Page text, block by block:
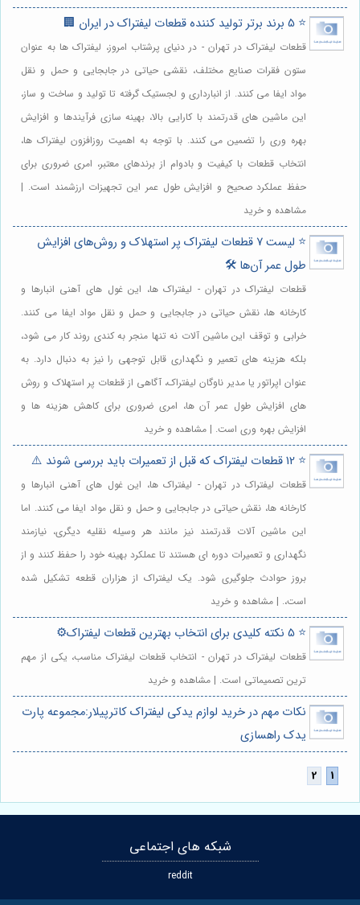
⭐️ 5 برند برتر تولید کننده قطعات لیفتراک در ایران 🏢
قطعات لیفتراک در تهران - در دنیای پرشتاب امروز، لیفتراک ها به عنوان
ستون فقرات صنایع مختلف، نقشی حیاتی در جابجایی و حمل و نقل
مواد ایفا می کنند. از انبارداری و لجستیک گرفته تا تولید و ساخت و ساز،
این ماشین های قدرتمند با کارایی بالا، بهینه سازی فرآیندها و افزایش
بهره وری را تضمین می کنند. با توجه به اهمیت روزافزون لیفتراک ها،
انتخاب قطعات با کیفیت و بادوام از برندهای معتبر، امری ضروری برای
حفظ عملکرد صحیح و افزایش طول عمر این تجهیزات ارزشمند است. |
مشاهده و خرید
⭐️ لیست 7 قطعات لیفتراک پر استهلاک و روش‌های افزایش
طول عمر آن‌ها 🛠️
قطعات لیفتراک در تهران - لیفتراک ها، این غول های آهنی انبارها و
کارخانه ها، نقش حیاتی در جابجایی و حمل و نقل مواد ایفا می کنند.
خرابی و توقف این ماشین آلات نه تنها منجر به کندی روند کار می شود،
بلکه هزینه های تعمیر و نگهداری قابل توجهی را نیز به دنبال دارد. به
عنوان اپراتور یا مدیر ناوگان لیفتراک، آگاهی از قطعات پر استهلاک و روش
های افزایش طول عمر آن ها، امری ضروری برای کاهش هزینه ها و
افزایش بهره وری است. | مشاهده و خرید
⭐️ 12 قطعات لیفتراک که قبل از تعمیرات باید بررسی شوند ⚠️
قطعات لیفتراک در تهران - لیفتراک ها، این غول های آهنی انبارها و
کارخانه ها، نقش حیاتی در جابجایی و حمل و نقل مواد ایفا می کنند. اما
این ماشین آلات قدرتمند نیز مانند هر وسیله نقلیه دیگری، نیازمند
نگهداری و تعمیرات دوره ای هستند تا عملکرد بهینه خود را حفظ کنند و از
بروز حوادث جلوگیری شود. یک لیفتراک از هزاران قطعه تشکیل شده
است،. | مشاهده و خرید
⭐️ 5 نکته کلیدی برای انتخاب بهترین قطعات لیفتراک⚙️
قطعات لیفتراک در تهران - انتخاب قطعات لیفتراک مناسب، یکی از مهم
ترین تصمیماتی است. | مشاهده و خرید
نکات مهم در خرید لوازم یدکی لیفتراک کاترپیلار:مجموعه پارت
یدک راهسازی
شبکه های اجتماعی
reddit